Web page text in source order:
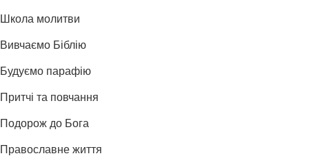
Школа молитви
Вивчаємо Біблію
Будуємо парафію
Притчі та повчання
Подорож до Бога
Православне життя